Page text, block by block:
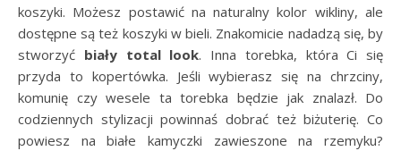
koszyki. Możesz postawić na naturalny kolor wikliny, ale
dostępne są też koszyki w bieli. Znakomicie nadadzą się, by
stworzyć biały total look. Inna torebka, która Ci się
przyda to kopertówka. Jeśli wybierasz się na chrzciny,
komunię czy wesele ta torebka będzie jak znalazł. Do
codziennych stylizacji powinnaś dobrać też biżuterię. Co
powiesz na białe kamyczki zawieszone na rzemyku?